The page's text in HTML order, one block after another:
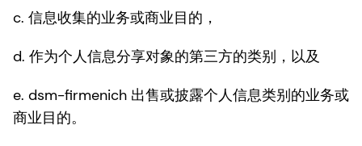
c. 信息收集的业务或商业目的，
d. 作为个人信息分享对象的第三方的类别，以及
e. dsm-firmenich 出售或披露个人信息类别的业务或
商业目的。